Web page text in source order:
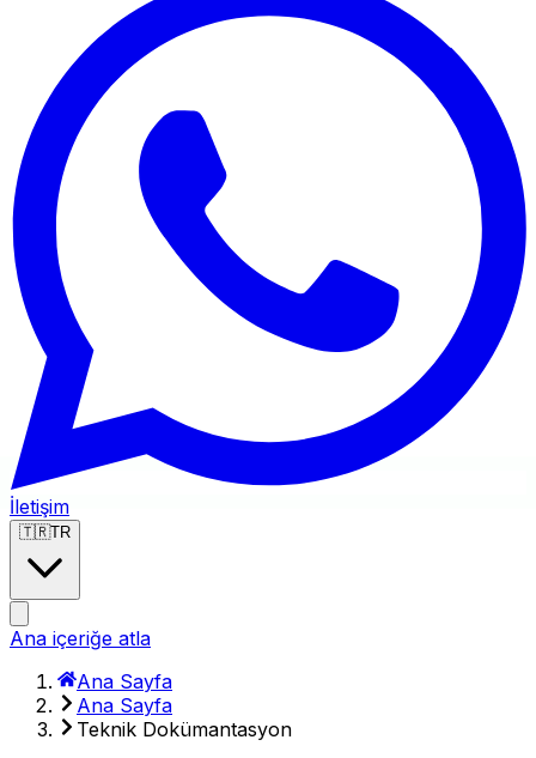
İletişim
🇹🇷TR
Ana içeriğe atla
Ana Sayfa
Ana Sayfa
Teknik Dokümantasyon